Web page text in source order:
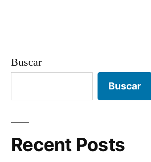
Buscar
Buscar
Recent Posts